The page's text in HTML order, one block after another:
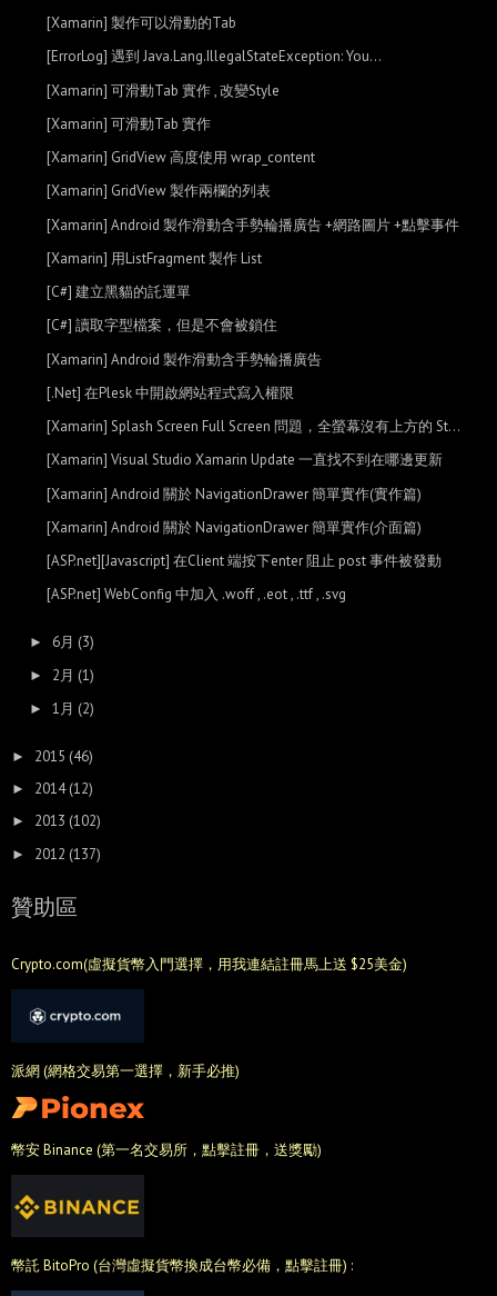
[Xamarin] 製作可以滑動的Tab
[ErrorLog] 遇到 Java.Lang.IllegalStateException: You...
[Xamarin] 可滑動Tab 實作 , 改變Style
[Xamarin] 可滑動Tab 實作
[Xamarin] GridView 高度使用 wrap_content
[Xamarin] GridView 製作兩欄的列表
[Xamarin] Android 製作滑動含手勢輪播廣告 +網路圖片 +點擊事件
[Xamarin] 用ListFragment 製作 List
[C#] 建立黑貓的託運單
[C#] 讀取字型檔案，但是不會被鎖住
[Xamarin] Android 製作滑動含手勢輪播廣告
[.Net] 在Plesk 中開啟網站程式寫入權限
[Xamarin] Splash Screen Full Screen 問題，全螢幕沒有上方的 St...
[Xamarin] Visual Studio Xamarin Update 一直找不到在哪邊更新
[Xamarin] Android 關於 NavigationDrawer 簡單實作(實作篇)
[Xamarin] Android 關於 NavigationDrawer 簡單實作(介面篇)
[ASP.net][Javascript] 在Client 端按下enter 阻止 post 事件被發動
[ASP.net] WebConfig 中加入 .woff , .eot , .ttf , .svg
► 6月 (3)
► 2月 (1)
► 1月 (2)
► 2015 (46)
► 2014 (12)
► 2013 (102)
► 2012 (137)
贊助區
Crypto.com(虛擬貨幣入門選擇，用我連結註冊馬上送 $25美金)
派網 (網格交易第一選擇，新手必推)
幣安 Binance (第一名交易所，點擊註冊，送獎勵)
幣託 BitoPro (台灣虛擬貨幣換成台幣必備，點擊註冊) :